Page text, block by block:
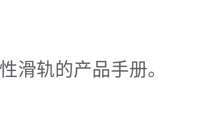
滑轨的产品手册。